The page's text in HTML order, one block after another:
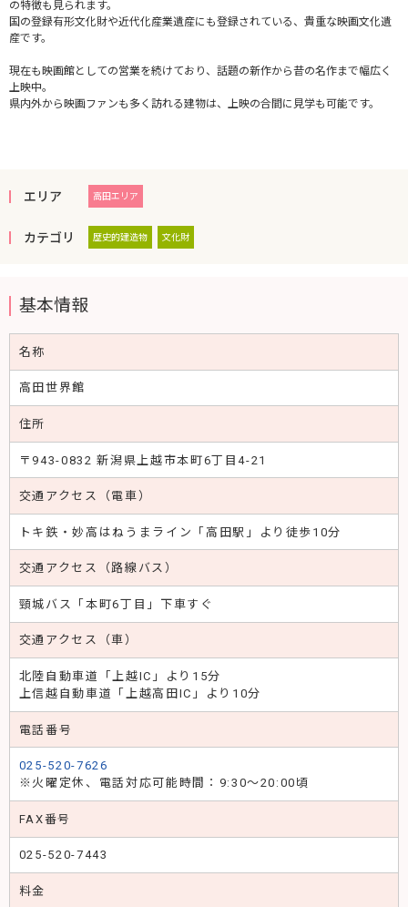
の特徴も見られます。
国の登録有形文化財や近代化産業遺産にも登録されている、貴重な映画文化遺
産です。
現在も映画館としての営業を続けており、話題の新作から昔の名作まで幅広く
上映中。
県内外から映画ファンも多く訪れる建物は、上映の合間に見学も可能です。
エリア 高田エリア
カテゴリ 歴史的建造物 文化財
基本情報
名称
高田世界館
住所
〒943-0832 新潟県上越市本町6丁目4-21
交通アクセス（電車）
トキ鉄・妙高はねうまライン「高田駅」より徒歩10分
交通アクセス（路線バス）
頸城バス「本町6丁目」下車すぐ
交通アクセス（車）
北陸自動車道「上越IC」より15分
上信越自動車道「上越高田IC」より10分
電話番号
025-520-7626
※火曜定休、電話対応可能時間：9:30〜20:00頃
FAX番号
025-520-7443
料金